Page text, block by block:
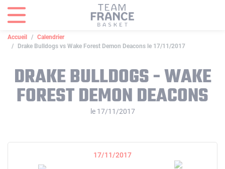
Accueil
Calendrier
Drake Bulldogs vs Wake Forest Demon Deacons le 17/11/2017
DRAKE BULLDOGS - WAKE
FOREST DEMON DEACONS
le 17/11/2017
17/11/2017
Panneau de gestion des cookies